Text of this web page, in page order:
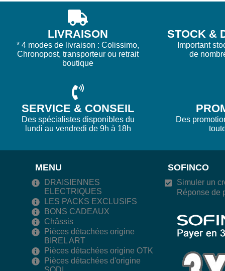
LIVRAISON
* 4 modes de livraison : Colissimo,
Chronopost, transporteur ou retrait
boutique
STOCK &
Important
de
SERVICE & CONSEIL
Des spécialistes disponibles du
lundi au vendredi de 9h à 18h
Des
MENU
DRAISIENNES
ELECTRIQUES
LES PACKS EXCLUSIFS
BONS CADEAUX
Châssis
Pièces détachées origine
BIREL ART
Pièces détachées origine OTK
Pièces détachées d'origine
SOFINCO
Simuler un
Réponse de